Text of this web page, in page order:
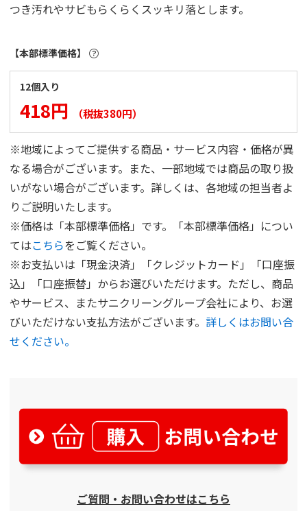
つき汚れやサビもらくらくスッキリ落とします。
【本部標準価格】
12個入り
418円 （税抜380円）
※地域によってご提供する商品・サービス内容・価格が異
なる場合がございます。また、一部地域では商品の取り扱
いがない場合がございます。詳しくは、各地域の担当者よ
りご説明いたします。
※価格は「本部標準価格」です。「本部標準価格」につい
てはこちらをご覧ください。
※お支払いは「現金決済」「クレジットカード」「口座振
込」「口座振替」からお選びいただけます。ただし、商品
やサービス、またサニクリーングループ会社により、お選
びいただけない支払方法がございます。 詳しくはお問い合
せください。
ご質問・お問い合わせはこちら